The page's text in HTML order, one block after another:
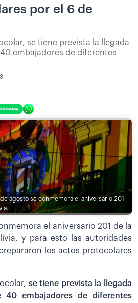
por el 6 de
se tiene prevista la llegada
embajadores de diferentes
agosto se conmemora el aniversario 201
el aniversario 201 de la
y para esto las autoridades
los actos protocolares
se tiene prevista la llegada
40 embajadores de diferentes